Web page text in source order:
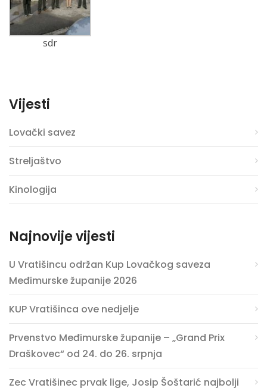
sdr
Vijesti
Lovački savez
Streljaštvo
Kinologija
Najnovije vijesti
U Vratišincu održan Kup Lovačkog saveza
Međimurske županije 2026
KUP Vratišinca ove nedjelje
Prvenstvo Međimurske županije – „Grand Prix
Draškovec“ od 24. do 26. srpnja
Zec Vratišinec prvak lige, Josip Šoštarić najbolji